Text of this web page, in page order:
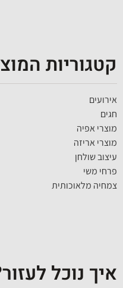
קטגוריות
אירועים
חגים
מוצרי אפיה
מוצרי אריזה
עיצוב שולחן
פרחי משי
צמחיה מלאוכותית
איך נוכל